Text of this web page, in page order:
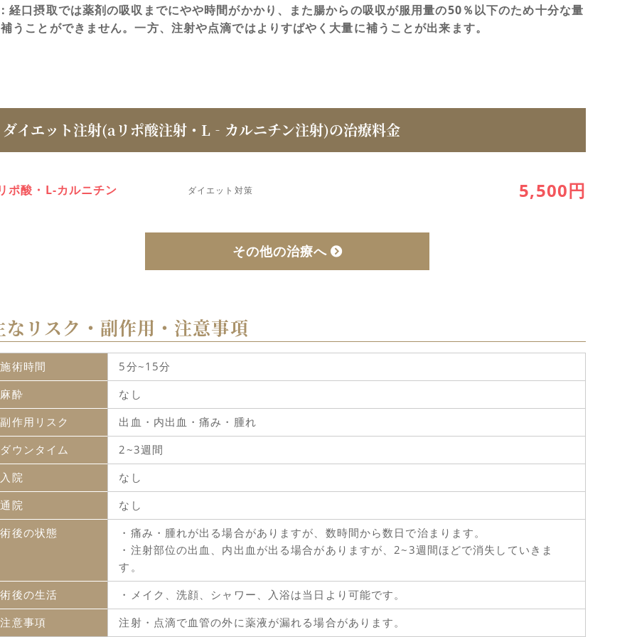
経口摂取では薬剤の吸収までにやや時間がかかり、また腸からの吸収が服用量の50％以下のため十分な量
うことができません。一方、注射や点滴ではよりすばやく大量に補うことが出来ます。
ダイエット注射(aリポ酸注射・L‐カルニチン注射)の治療料金
ポ酸・L-カルニチン ダイエット対策 5,500円
その他の治療へ
なリスク・副作用・注意事項
施術時間
5分~15分
麻酔
なし
副作用リスク
出血・内出血・痛み・腫れ
ダウンタイム
2~3週間
入院
なし
通院
なし
術後の状態
・痛み・腫れが出る場合がありますが、数時間から数日で治まります。
・注射部位の出血、内出血が出る場合がありますが、2~3週間ほどで消失していきま
す。
術後の生活
・メイク、洗顔、シャワー、入浴は当日より可能です。
注意事項
注射・点滴で血管の外に薬液が漏れる場合があります。